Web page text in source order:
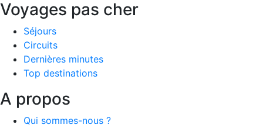
Voyages pas cher
Séjours
Circuits
Dernières minutes
Top destinations
A propos
Qui sommes-nous ?